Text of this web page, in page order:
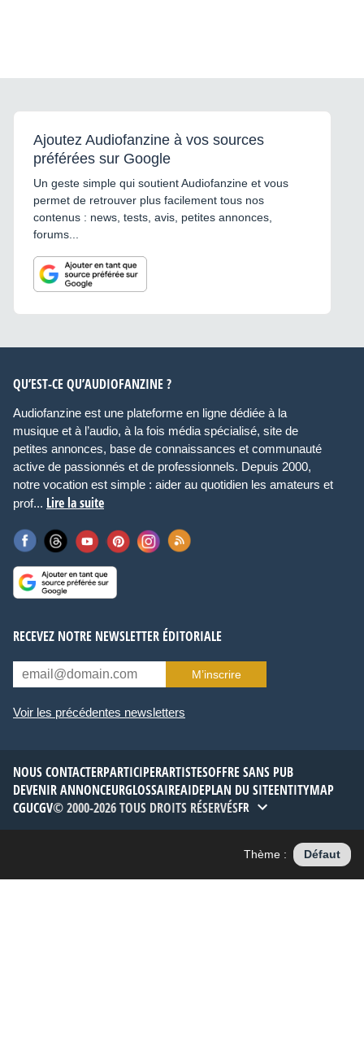
Ajoutez Audiofanzine à vos sources
préférées sur Google
Un geste simple qui soutient Audiofanzine et vous
permet de retrouver plus facilement tous nos
contenus : news, tests, avis, petites annonces,
forums...
QU’EST-CE QU’AUDIOFANZINE ?
Audiofanzine est une plateforme en ligne dédiée à la
musique et à l’audio, à la fois média spécialisé, site de
petites annonces, base de connaissances et communauté
active de passionnés et de professionnels. Depuis 2000,
notre vocation est simple : aider au quotidien les amateurs et
prof... Lire la suite
RECEVEZ NOTRE NEWSLETTER ÉDITORIALE
M’inscrire
Voir les précédentes newsletters
NOUS CONTACTERPARTICIPERARTISTESOFFRE SANS PUB
DEVENIR ANNONCEURGLOSSAIREAIDEPLAN DU SITEENTITYMAP
CGUCGV© 2000-2026 TOUS DROITS RÉSERVÉSFR
Thème : Défaut